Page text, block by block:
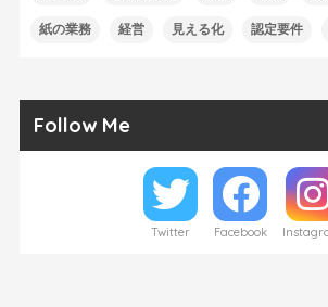
紙の業務 経営 見える化 認定要件
Follow Me
Twitter Facebook